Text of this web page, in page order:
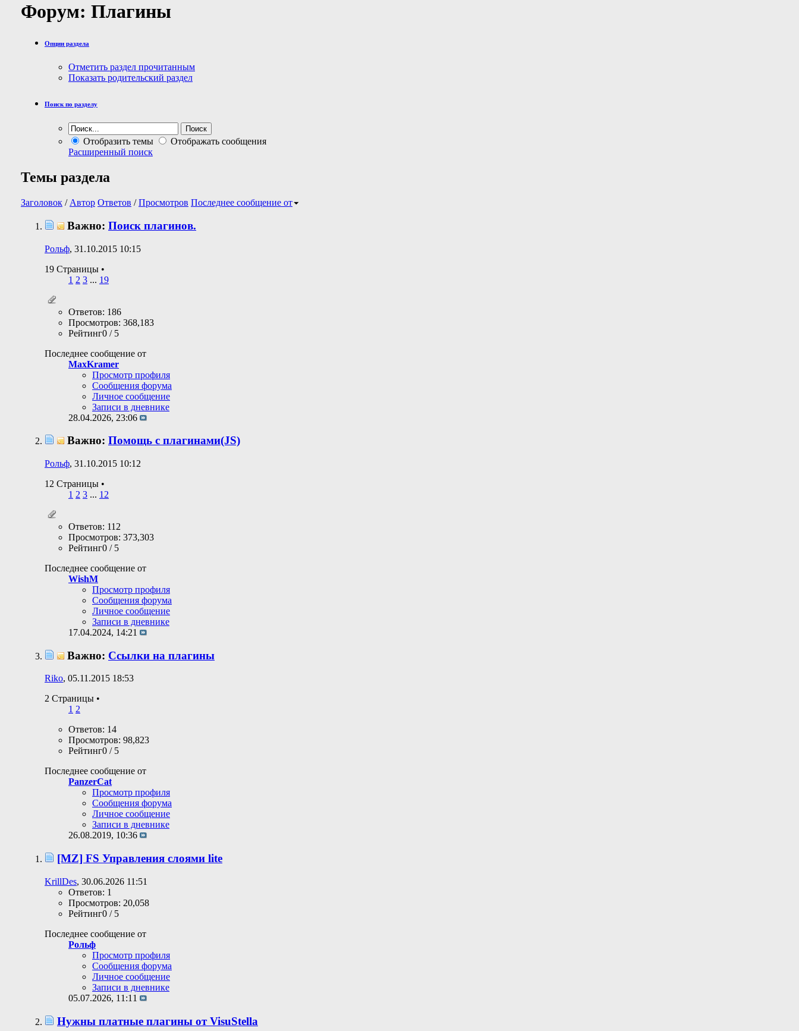
Форум: Плагины
Опции раздела
Отметить раздел прочитанным
Показать родительский раздел
Поиск по разделу
Отобразить темы
Отображать сообщения
Расширенный поиск
Темы раздела
Заголовок / Автор Ответов /Просмотров Последнее сообщение от
Важно: Поиск плагинов.
Рольф, 31.10.2015 10:15
19 Страницы •
1 2 3 ... 19
Ответов: 186
Просмотров: 368,183
Рейтинг0 / 5
Последнее сообщение от
MaxKramer
Просмотр профиля
Сообщения форума
Личное сообщение
Записи в дневнике
28.04.2026, 23:06
Важно: Помощь c плагинами(JS)
Рольф, 31.10.2015 10:12
12 Страницы •
1 2 3 ... 12
Ответов: 112
Просмотров: 373,303
Рейтинг0 / 5
Последнее сообщение от
WishM
Просмотр профиля
Сообщения форума
Личное сообщение
Записи в дневнике
17.04.2024, 14:21
Важно: Ссылки на плагины
Riko, 05.11.2015 18:53
2 Страницы •
1 2
Ответов: 14
Просмотров: 98,823
Рейтинг0 / 5
Последнее сообщение от
PanzerCat
Просмотр профиля
Сообщения форума
Личное сообщение
Записи в дневнике
26.08.2019, 10:36
[MZ] FS Управления слоями lite
KrillDes, 30.06.2026 11:51
Ответов: 1
Просмотров: 20,058
Рейтинг0 / 5
Последнее сообщение от
Рольф
Просмотр профиля
Сообщения форума
Личное сообщение
Записи в дневнике
05.07.2026, 11:11
Нужны платные плагины от VisuStella